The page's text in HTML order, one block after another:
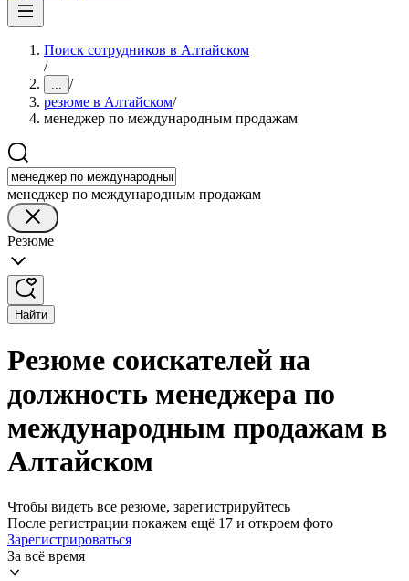
Поиск сотрудников в Алтайском
/
... /
резюме в Алтайском/
менеджер по международным продажам
менеджер по международным продажам
Резюме
Найти
Резюме соискателей на
должность менеджера по
международным продажам в
Алтайском
Чтобы видеть все резюме, зарегистрируйтесь
После регистрации покажем ещё 17 и откроем фото
Зарегистрироваться
За всё время